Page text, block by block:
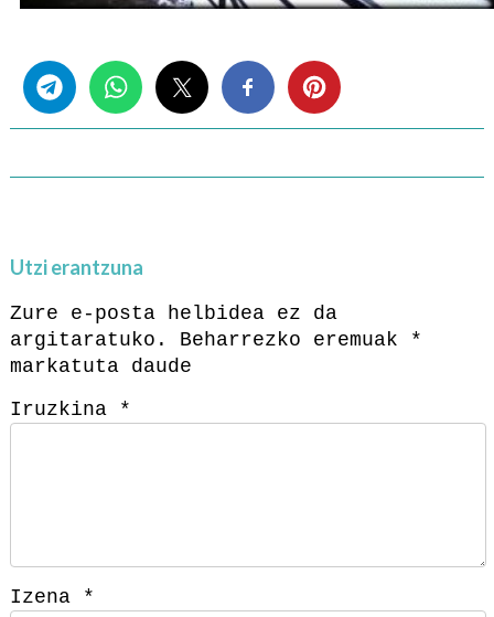
Utzi erantzuna
Zure e-posta helbidea ez da
argitaratuko.
Beharrezko eremuak
*
markatuta daude
Iruzkina
*
Izena *